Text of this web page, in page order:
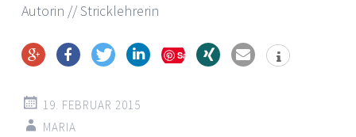
Autorin // Stricklehrerin
Save
19. FEBRUAR 2015
MARIA